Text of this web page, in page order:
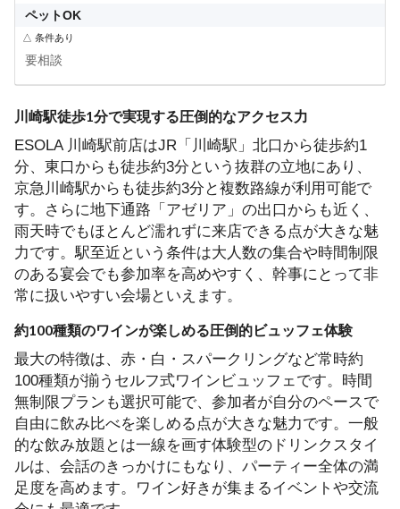
ペットOK
△ 条件あり
要相談
川崎駅徒歩1分で実現する圧倒的なアクセス力
ESOLA 川崎駅前店はJR「川崎駅」北口から徒歩約1
分、東口からも徒歩約3分という抜群の立地にあり、
京急川崎駅からも徒歩約3分と複数路線が利用可能で
す。さらに地下通路「アゼリア」の出口からも近く、
雨天時でもほとんど濡れずに来店できる点が大きな魅
力です。駅至近という条件は大人数の集合や時間制限
のある宴会でも参加率を高めやすく、幹事にとって非
常に扱いやすい会場といえます。
約100種類のワインが楽しめる圧倒的ビュッフェ体験
最大の特徴は、赤・白・スパークリングなど常時約
100種類が揃うセルフ式ワインビュッフェです。時間
無制限プランも選択可能で、参加者が自分のペースで
自由に飲み比べを楽しめる点が大きな魅力です。一般
的な飲み放題とは一線を画す体験型のドリンクスタイ
ルは、会話のきっかけにもなり、パーティー全体の満
足度を高めます。ワイン好きが集まるイベントや交流